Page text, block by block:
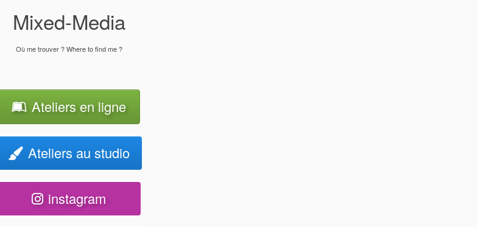
Mixed-Media
Où me trouver ? Where to find me ?
Ateliers en ligne
Ateliers au studio
instagram